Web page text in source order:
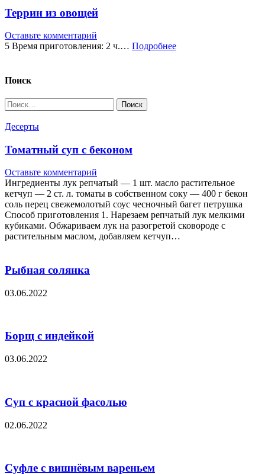
Террин из овощей
Оставьте комментарий
5 Время приготовления: 2 ч.… Подробнее
Поиск
Найти:
Десерты
Томатный суп с беконом
Оставьте комментарий
Ингредиенты лук репчатый — 1 шт. масло растительное
кетчуп — 2 ст. л. томаты в собственном соку — 400 г бекон
соль перец свежемолотый соус чесночный багет петрушка
Способ приготовления 1. Нарезаем репчатый лук мелкими
кубиками. Обжариваем лук на разогретой сковороде с
растительным маслом, добавляем кетчуп…
Рыбная солянка
03.06.2022
Борщ с индейкой
03.06.2022
Суп с красной фасолью
02.06.2022
Суфле с вишнёвым вареньем